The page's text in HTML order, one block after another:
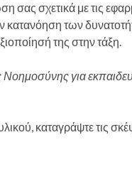
σας σχετικά με τις
κατανόηση των
της στην τάξη.
Νοημοσύνης για
καταγράψτε τις